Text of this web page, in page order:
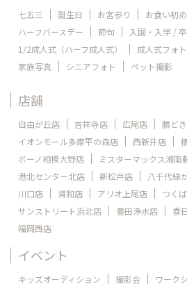
七五三 誕生日 お宮参り
お食い初
ハーフバースデー
節句
入園・入学 /
1/2成人式（ハーフ成人式）
成人式フォト
家族写真
シニアフォト ペット撮影
店舗
自由が丘店 吉祥寺店 広尾店
勝ど
イオンモール多摩平の森店
西新井店
ボーノ相模大野店
ミスターマックス湘南
港北センター北店
新松戸店 八千代緑
川口店
浦和店 アリオ上尾店
つく
サンストリート浜北店
豊田浄水店 春
福岡西店
イベント
キッズオーディション 撮影会 ワーク